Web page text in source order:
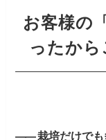
お客様の
ったか
―― 栽培だけで